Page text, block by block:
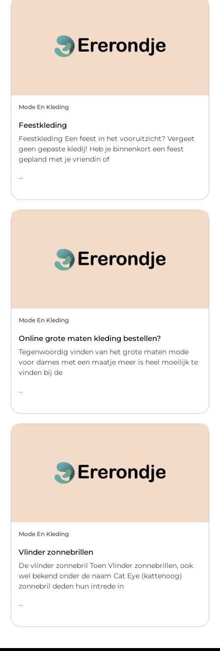
Mode En Kleding
Feestkleding
Feestkleding Een feest in het vooruitzicht? Vergeet
geen gepaste kledij! Heb je binnenkort een feest
gepland met je vriendin of
...
Mode En Kleding
Online grote maten kleding bestellen?
Tegenwoordig vinden van het grote maten mode
voor dames met een maatje meer is heel moeilijk te
vinden bij de
...
Mode En Kleding
Vlinder zonnebrillen
De vlinder zonnebril Toen Vlinder zonnebrillen, ook
wel bekend onder de naam Cat Eye (kattenoog)
zonnebril deden hun intrede in
...